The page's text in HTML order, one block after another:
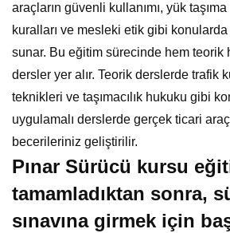
araçların güvenli kullanımı, yük
kuralları ve mesleki etik gibi
sunar. Bu eğitim sürecinde hem teorik
dersler yer alır. Teorik derslerde trafik
teknikleri ve taşımacılık hukuku gibi
uygulamalı derslerde gerçek ticari
becerileriniz geliştirilir.
Pınar Sürücü kursu
tamamladıktan sonra,
sınavına girmek için